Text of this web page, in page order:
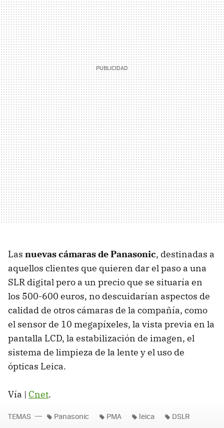
Las nuevas cámaras de Panasonic, destinadas a
aquellos clientes que quieren dar el paso a una
SLR digital pero a un precio que se situaría en
los 500-600 euros, no descuidarían aspectos de
calidad de otros cámaras de la compañía, como
el sensor de 10 megapíxeles, la vista previa en la
pantalla LCD, la estabilización de imagen, el
sistema de limpieza de la lente y el uso de
ópticas Leica.
Vía | Cnet.
TEMAS Panasonic PMA leica DSLR